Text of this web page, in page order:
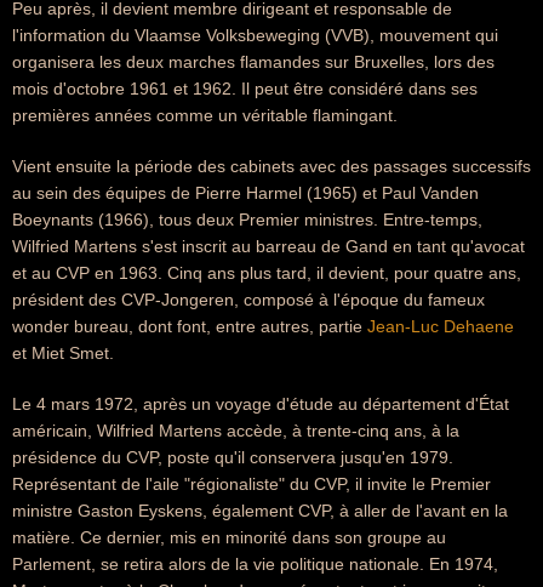
Peu après, il devient membre dirigeant et responsable de
l'information du Vlaamse Volksbeweging (VVB), mouvement qui
organisera les deux marches flamandes sur Bruxelles, lors des
mois d'octobre 1961 et 1962. Il peut être considéré dans ses
premières années comme un véritable flamingant.
Vient ensuite la période des cabinets avec des passages successifs
au sein des équipes de Pierre Harmel (1965) et Paul Vanden
Boeynants (1966), tous deux Premier ministres. Entre-temps,
Wilfried Martens s'est inscrit au barreau de Gand en tant qu'avocat
et au CVP en 1963. Cinq ans plus tard, il devient, pour quatre ans,
président des CVP-Jongeren, composé à l'époque du fameux
wonder bureau, dont font, entre autres, partie Jean-Luc Dehaene
et Miet Smet.
Le 4 mars 1972, après un voyage d'étude au département d'État
américain, Wilfried Martens accède, à trente-cinq ans, à la
présidence du CVP, poste qu'il conservera jusqu'en 1979.
Représentant de l'aile "régionaliste" du CVP, il invite le Premier
ministre Gaston Eyskens, également CVP, à aller de l'avant en la
matière. Ce dernier, mis en minorité dans son groupe au
Parlement, se retira alors de la vie politique nationale. En 1974,